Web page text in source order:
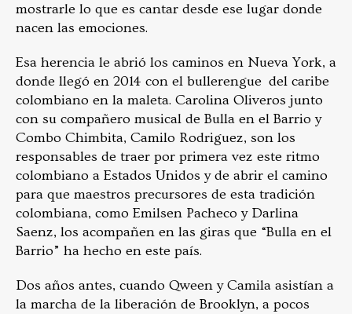
mostrarle lo que es cantar desde ese lugar donde
nacen las emociones.
Esa herencia le abrió los caminos en Nueva York, a
donde llegó en 2014 con el bullerengue del caribe
colombiano en la maleta. Carolina Oliveros junto
con su compañero musical de Bulla en el Barrio y
Combo Chimbita, Camilo Rodriguez, son los
responsables de traer por primera vez este ritmo
colombiano a Estados Unidos y de abrir el camino
para que maestros precursores de esta tradición
colombiana, como Emilsen Pacheco y Darlina
Saenz, los acompañen en las giras que “Bulla en el
Barrio” ha hecho en este país.
Dos años antes, cuando Qween y Camila asistían a
la marcha de la liberación de Brooklyn, a pocos